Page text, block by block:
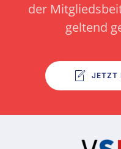
der
geltend
JETZT